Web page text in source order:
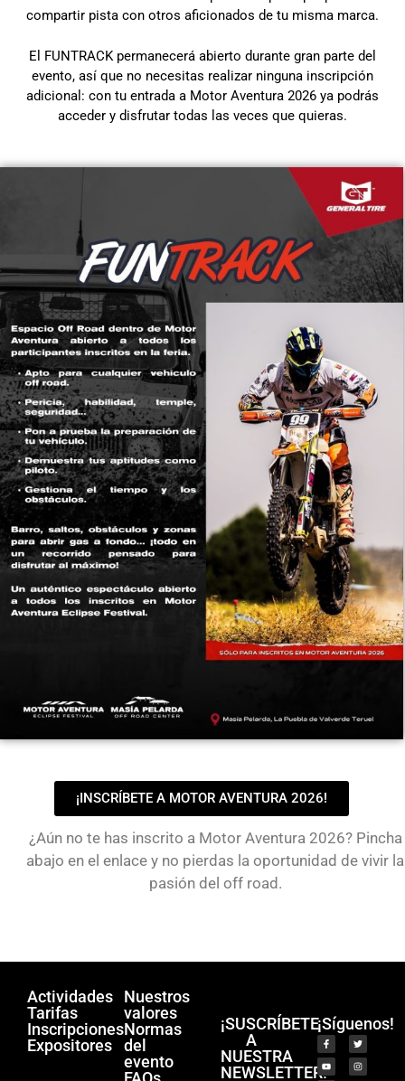
compartir pista con otros aficionados de tu misma marca.
El FUNTRACK permanecerá abierto durante gran parte del
evento, así que no necesitas realizar ninguna inscripción
adicional: con tu entrada a Motor Aventura 2026 ya podrás
acceder y disfrutar todas las veces que quieras.
¡INSCRÍBETE A MOTOR AVENTURA 2026!
¿Aún no te has inscrito a Motor Aventura 2026? Pincha
abajo en el enlace y no pierdas la oportunidad de vivir la
pasión del off road.
Actividades
Tarifas
Inscripciones
Expositores
Nuestros
valores
Normas
del
evento
¡SUSCRÍBETE
A
NUESTRA
NEWSLETTER!
¡Síguenos!